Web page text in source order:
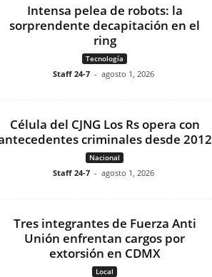
Intensa pelea de robots: la
sorprendente decapitación en el
ring
Tecnología
Staff 24-7 - agosto 1, 2026
Célula del CJNG Los Rs opera con
criminales desde 2012
Nacional
Staff 24-7 - agosto 1, 2026
Tres integrantes de Fuerza Anti
Unión enfrentan cargos por
extorsión en CDMX
Local